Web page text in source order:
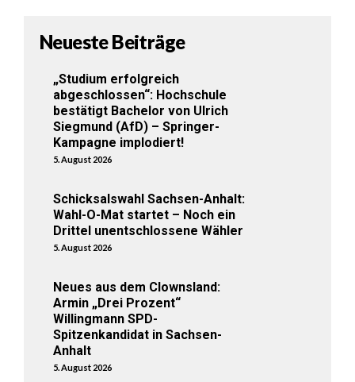
Neueste Beiträge
„Studium erfolgreich
abgeschlossen“: Hochschule
bestätigt Bachelor von Ulrich
Siegmund (AfD) – Springer-
Kampagne implodiert!
5. August 2026
Schicksalswahl Sachsen-Anhalt:
Wahl-O-Mat startet – Noch ein
Drittel unentschlossene Wähler
5. August 2026
Neues aus dem Clownsland:
Armin „Drei Prozent“
Willingmann SPD-
Spitzenkandidat in Sachsen-
Anhalt
5. August 2026